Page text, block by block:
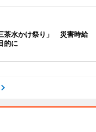
茶水かけ祭り」 災害時給
的に